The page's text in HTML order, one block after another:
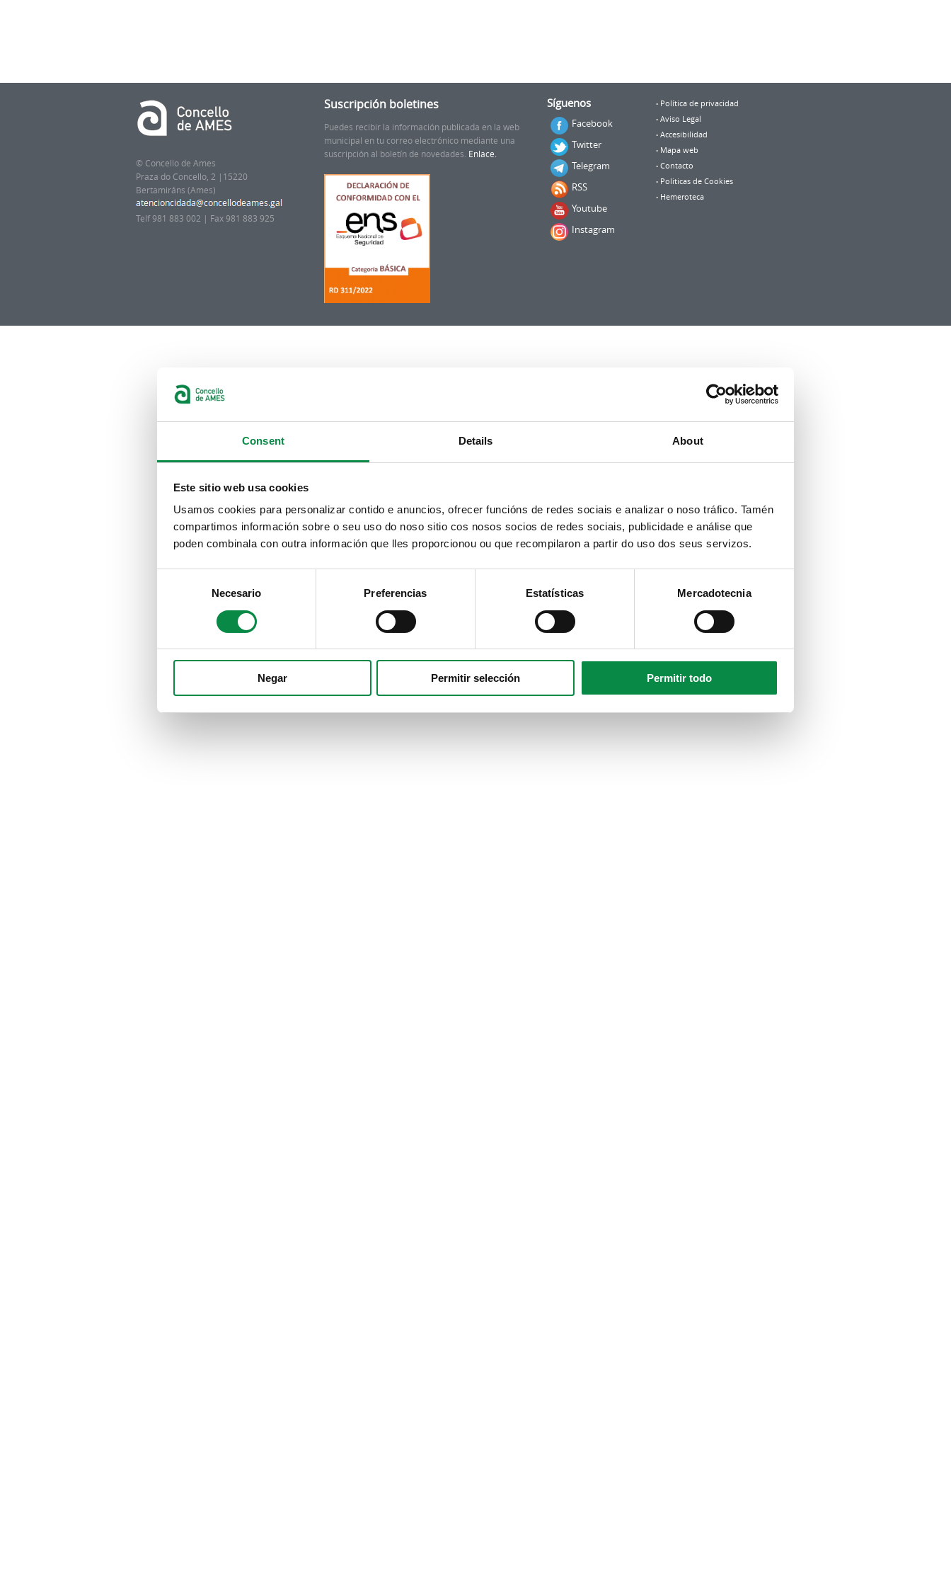
Consent Details About
Este sitio web usa cookies
Usamos cookies para personalizar contido e anuncios, ofrecer funcións de redes sociais e analizar o noso tráfico. Tamén
compartimos información sobre o seu uso do noso sitio cos nosos socios de redes sociais, publicidade e análise que
poden combinala con outra información que lles proporcionou ou que recompilaron a partir do uso dos seus servizos.
Necesario Preferencias Estatísticas Mercadotecnia
Negar Permitir selección Permitir todo
© Concello de Ames
Praza do Concello, 2 |15220
Bertamiráns (Ames)
Telf 981 883 002 | Fax 981 883 925
Suscripción boletines
Puedes recibir la información publicada en la web
municipal en tu correo electrónico mediante una
suscripción al boletín de novedades. Enlace.
Síguenos
Facebook
Twitter
Telegram
RSS
Youtube
Instagram
Política de privacidad
Aviso Legal
Accesibilidad
Mapa web
Contacto
Politicas de Cookies
Hemeroteca